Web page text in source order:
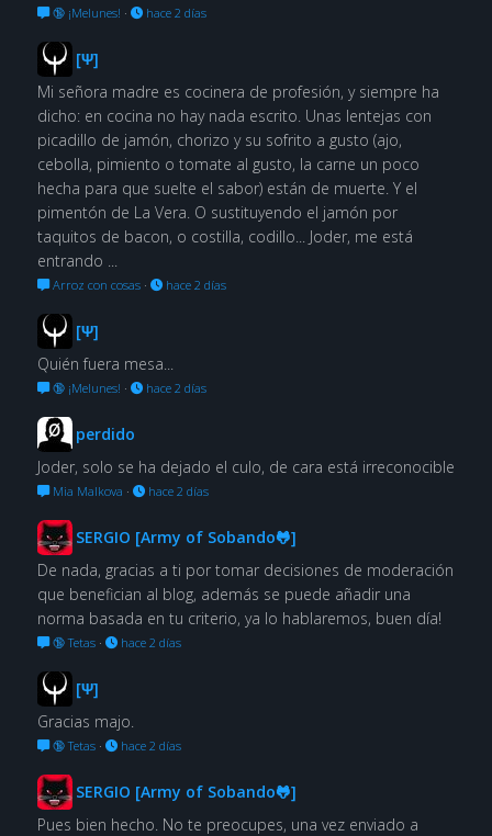
🔞 ¡Melunes! · hace 2 días
[Ψ]
Mi señora madre es cocinera de profesión, y siempre ha
dicho: en cocina no hay nada escrito. Unas lentejas con
picadillo de jamón, chorizo y su sofrito a gusto (ajo,
cebolla, pimiento o tomate al gusto, la carne un poco
hecha para que suelte el sabor) están de muerte. Y el
pimentón de La Vera. O sustituyendo el jamón por
taquitos de bacon, o costilla, codillo... Joder, me está
entrando ...
Arroz con cosas· hace 2 días
[Ψ]
Quién fuera mesa...
🔞 ¡Melunes! · hace 2 días
perdido
Joder, solo se ha dejado el culo, de cara está irreconocible
Mia Malkova · hace 2 días
SERGIO [Army of Sobando🐸]
De nada, gracias a ti por tomar decisiones de moderación
que benefician al blog, además se puede añadir una
norma basada en tu criterio, ya lo hablaremos, buen día!
🔞 Tetas· hace 2 días
[Ψ]
Gracias majo.
🔞 Tetas· hace 2 días
SERGIO [Army of Sobando🐸]
Pues bien hecho. No te preocupes, una vez enviado a